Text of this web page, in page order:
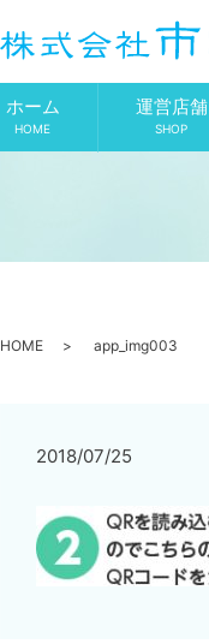
ホーム
HOME
運営店舗
SHOP
HOME app_img003
2018/07/25